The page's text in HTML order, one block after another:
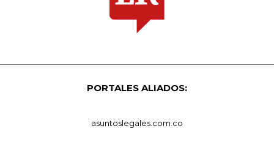
PORTALES ALIADOS:
asuntoslegales.com.co